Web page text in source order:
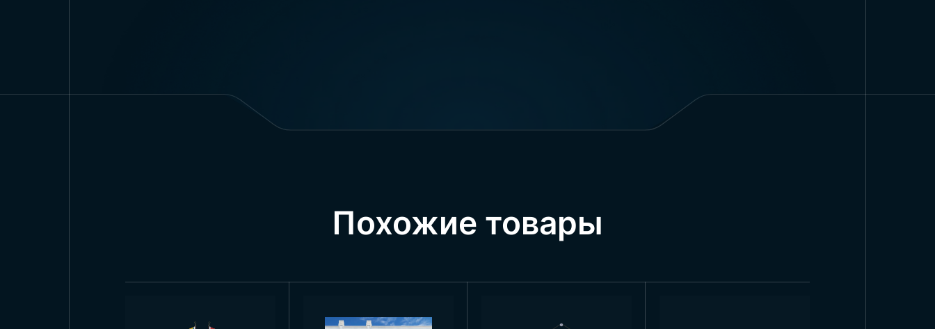
Многие государственные флаги, производимые нашей компанией, изготавливаются в стандартном размере 50×75
см. Эти размеры чаще всего используются в государственных учреждениях. Однако для крупных предприятий и
Флаг страны имеет широкие области применения. Как и в других странах, флаг Великобритании официально
используется с давних времён. Посетив Англию, вы увидите, что флаг используется во всех государственных
также поднимается на официальных военных и государственных церемониях, а также на официальных встречах и
Народ Англии очень уважительно относится к своему флагу, поэтому он широко используется по всей стране.
Похожие товары